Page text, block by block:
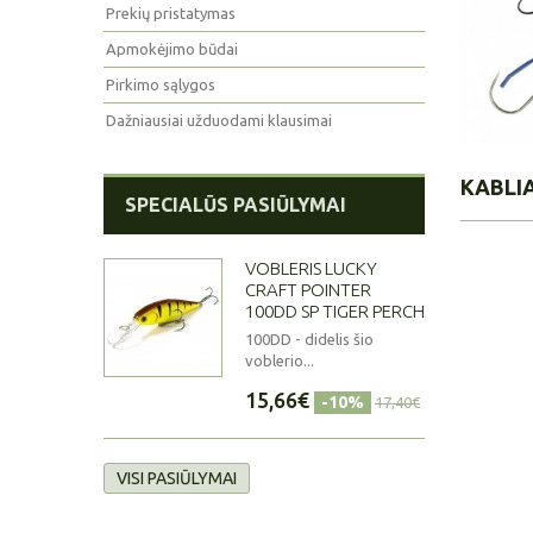
Prekių pristatymas
Apmokėjimo būdai
Pirkimo sąlygos
Dažniausiai užduodami klausimai
SPECIALŪS PASIŪLYMAI
VOBLERIS LUCKY
CRAFT POINTER
100DD SP TIGER PERCH
100DD - didelis šio
voblerio...
15,66€ -10% 17,40€
VISI PASIŪLYMAI